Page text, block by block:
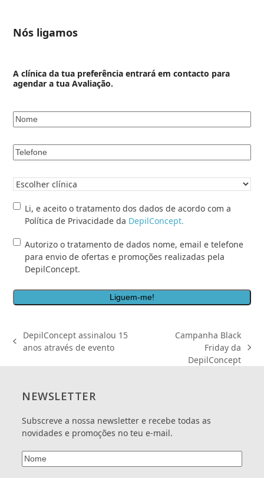
Nós ligamos
A clínica da tua preferência entrará em contacto para
agendar a tua Avaliação.
Nome*
Telefone*
Clínica
Li,
o
tratamento
dos
de
acordo
Política
de-
privacidade/"
</a>*
Li, e aceito o tratamento dos dados de acordo com a
Política de Privacidade da DepilConcept.
Autorizo
tratamento
dados
nome,
telefone
ofertas
promoções
realizadas
DepilConcept.
Autorizo o tratamento de dados nome, email e telefone
para envio de ofertas e promoções realizadas pela
DepilConcept.
previous
DepilConcept assinalou 15
anos através de evento
Campanha Black
Friday da
DepilConcept
NEWSLETTER
Subscreve a nossa newsletter e recebe todas as
novidades e promoções no teu e-mail.
Nome(Obrigatório)